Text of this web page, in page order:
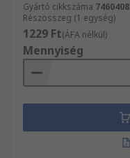
Gyártó cikkszáma 7460408
Részösszeg (1 egység)
1229 Ft(ÁFA nélkül)
Mennyiség